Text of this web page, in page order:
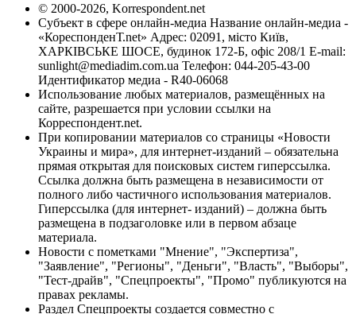
© 2000-2026, Korrespondent.net
Субъект в сфере онлайн-медиа Название онлайн-медиа -
«КореспонденТ.net» Адрес: 02091, місто Київ,
ХАРКІВСЬКЕ ШОСЕ, будинок 172-Б, офіс 208/1 E-mail:
sunlight@mediadim.com.ua Телефон: 044-205-43-00
Идентификатор медиа - R40-06068
Использование любых материалов, размещённых на
сайте, разрешается при условии ссылки на
Корреспондент.net.
При копировании материалов со страницы «Новости
Украины и мира», для интернет-изданий – обязательна
прямая открытая для поисковых систем гиперссылка.
Ссылка должна быть размещена в независимости от
полного либо частичного использования материалов.
Гиперссылка (для интернет- изданий) – должна быть
размещена в подзаголовке или в первом абзаце
материала.
Новости с пометками "Мнение", "Экспертиза",
"Заявление", "Регионы", "Деньги", "Власть", "Выборы",
"Тест-драйв", "Спецпроекты", "Промо" публикуются на
правах рекламы.
Раздел Спецпроекты создается совместно с